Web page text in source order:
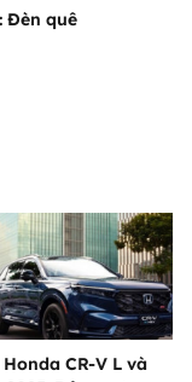
Đèn quê
CR-V L và